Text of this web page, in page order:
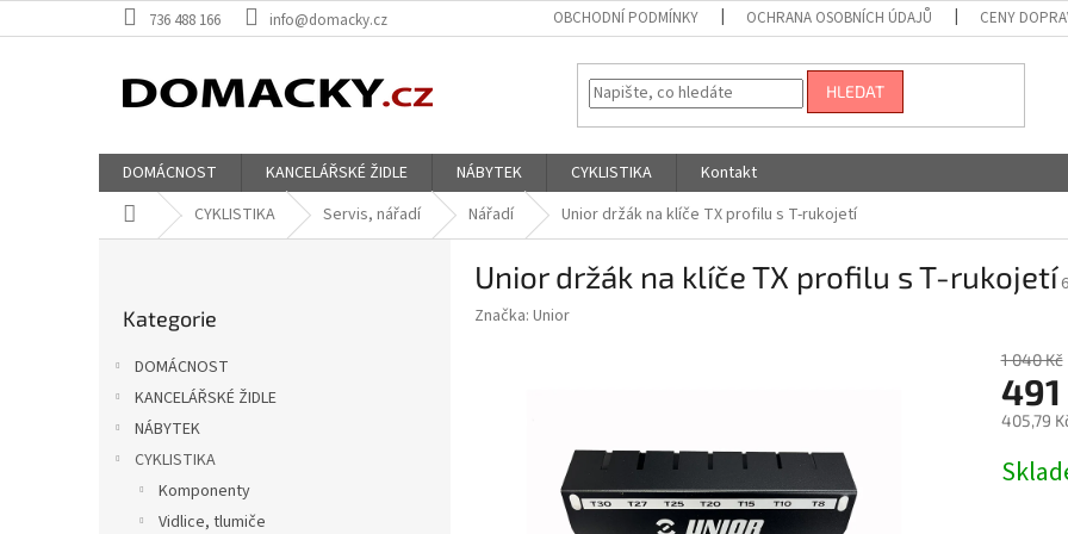
na
736 488 166 info@domacky.cz OBCHODNÍ PODMÍNKY OCHRANA OSOBNÍCH ÚDAJŮ CENY
HLEDAT
DOMÁCNOST KANCELÁŘSKÉ ŽIDLE NÁBYTEK CYKLISTIKA
Kontakt
Domů CYKLISTIKA Servis, nářadí Nářadí Unior držák na klíče TX profilu s T-rukojetí
kategorie
Kategorie
DOMÁCNOST
KANCELÁŘSKÉ ŽIDLE
NÁBYTEK
CYKLISTIKA
Komponenty
Vidlice, tlumiče
Unior držák na klíče TX profilu s T-rukojetí
Značka: Unior
1 040 Kč
491
405,79
cena: